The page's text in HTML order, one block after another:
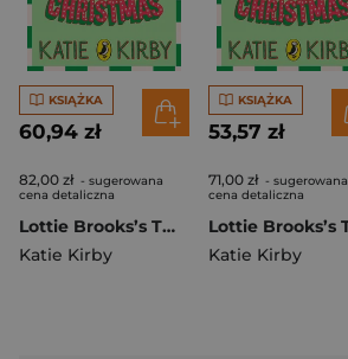
KSIĄŻKA
60,94 zł
82,00 zł - sugerowana
cena detaliczna
Lottie Brooks’s Twelve Disasters of Christmas
Katie Kirby
KSIĄŻKA
53,57 zł
71,00 zł - sugerowana
cena detaliczna
Katie Kirby